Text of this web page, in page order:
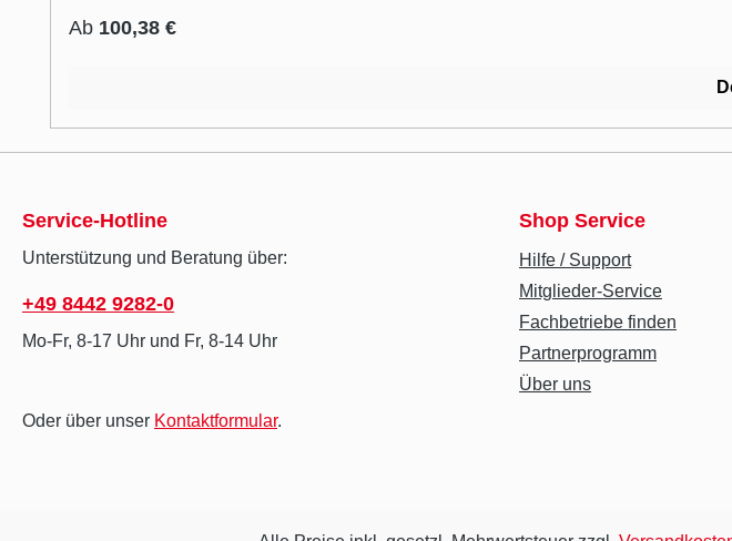
Regulärer Preis:
Ab 100,38 €
Service-Hotline
Unterstützung und Beratung über:
+49 8442 9282-0
Mo-Fr, 8-17 Uhr und Fr, 8-14 Uhr
Oder über unser Kontaktformular.
Shop Service
Hilfe / Support
Mitglieder-Service
Fachbetriebe finden
Partnerprogramm
Über uns